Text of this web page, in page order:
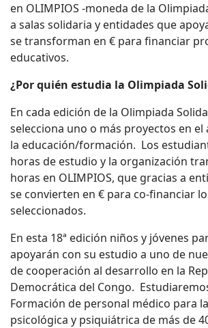
en OLIMPIOS -moneda de la
a salas solidaria y entidades que
se transforman en € para financiar
educativos.
¿Por quién estudia la Olimpiada
En cada edición de la Olimpiada
selecciona uno o más proyectos en el
la educación/formación. Los
horas de estudio y la organización
horas en OLIMPIOS, que gracias a
se convierten en € para co-financiar
seleccionados.
En esta 18ª edición niños y jóvenes
apoyarán con su estudio a uno de
de cooperación al desarrollo en la
Democrática del Congo.
Formación de personal médico para
psicológica y psiquiátrica de más de